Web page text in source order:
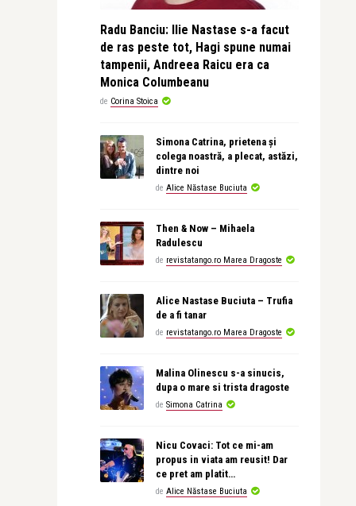
Radu Banciu: Ilie Nastase s-a facut
de ras peste tot, Hagi spune numai
tampenii, Andreea Raicu era ca
Monica Columbeanu
de Corina Stoica
Simona Catrina, prietena și
colega noastră, a plecat, astăzi,
dintre noi
de Alice Năstase Buciuta
Then & Now – Mihaela
Radulescu
de revistatango.ro Marea Dragoste
Alice Nastase Buciuta – Trufia
de a fi tanar
de revistatango.ro Marea Dragoste
Malina Olinescu s-a sinucis,
dupa o mare si trista dragoste
de Simona Catrina
Nicu Covaci: Tot ce mi-am
propus in viata am reusit! Dar
ce pret am platit…
de Alice Năstase Buciuta